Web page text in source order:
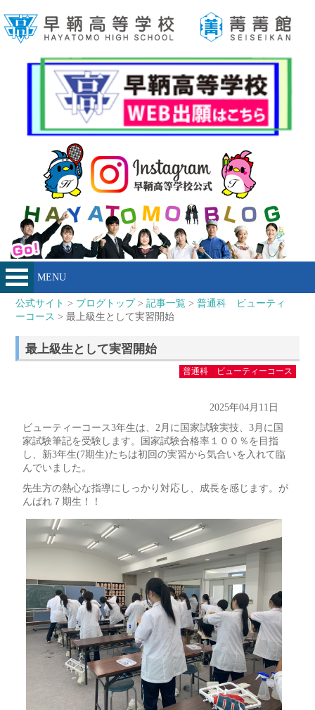
MENU
公式サイト > ブログトップ>記事一覧 >普通科 ビューティ
ーコース > 最上級生として実習開始
最上級生として実習開始
普通科 ビューティーコース
2025年04月11日
ビューティーコース3年生は、2月に国家試験実技、3月に国
家試験筆記を受験します。国家試験合格率１００％を目指
し、新3年生(7期生)たちは初回の実習から気合いを入れて臨
んでいました。
先生方の熱心な指導にしっかり対応し、成長を感じます。が
んばれ７期生！！